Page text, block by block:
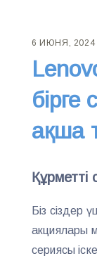
6 ИЮНЯ, 2024
ақша
Құрметті
Біз сіздер
акциялары
сериясы